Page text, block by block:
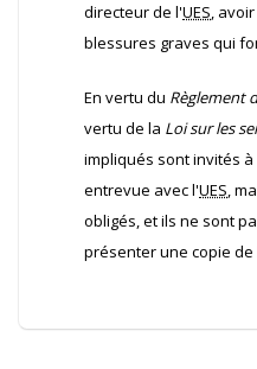
directeur de l'UES,
blessures graves qui
En vertu du Règlement
vertu de la Loi sur les
impliqués sont invités
entrevue avec l'UES,
obligés, et ils ne sont
présenter une copie